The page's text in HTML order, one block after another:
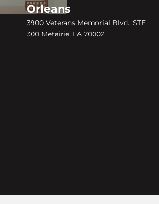
Orleans
3900 Veterans Memorial Blvd., STE
300 Metairie, LA 70002